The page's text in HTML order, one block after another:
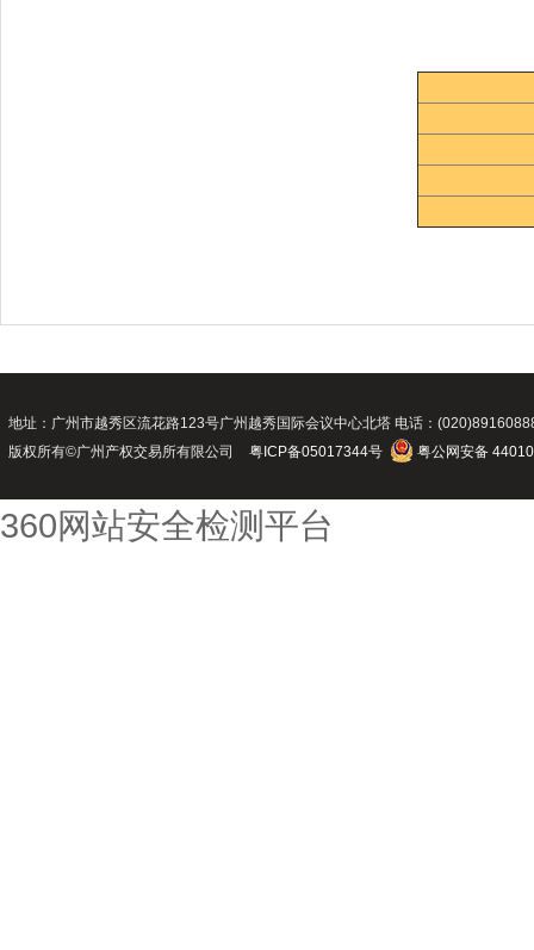
地址：广州市越秀区流花路123号广州越秀国际会议中心北塔 电话：
版权所有©广州产权交易所有限公司
粤ICP备05017344号 粤公网安备
360网站安全检测平台